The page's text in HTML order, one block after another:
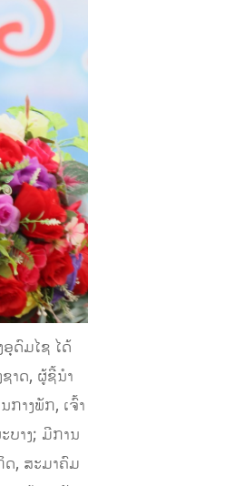
ດົມໄຊ ໄດ້
າດ, ຜູ້ຊີ້ນໍາ
າງພັກ, ເຈົ້າ
ບາງ; ມີການ
ດ, ສະມາຄົມ